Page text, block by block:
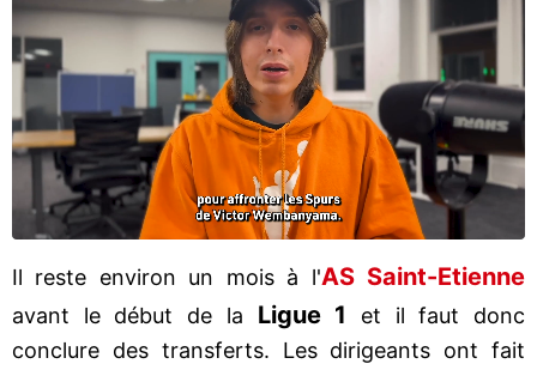
Il reste environ un mois à l'AS Saint-Etienne
avant le début de la Ligue 1
et il faut donc
conclure des transferts. Les dirigeants ont fait